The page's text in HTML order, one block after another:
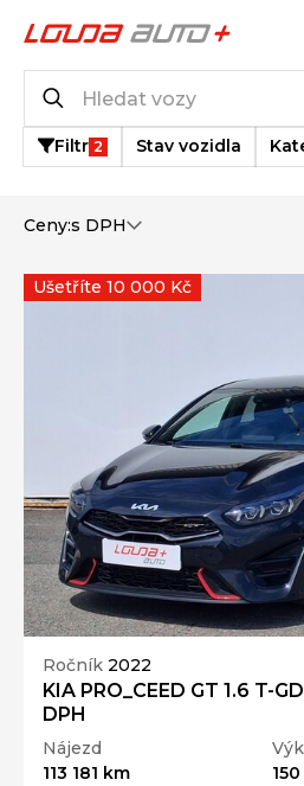
Filtr 2 Stav vozidla
Ceny:s DPH
Ročník 2022
KIA PRO_CEED GT 1.6 T-
DPH
Nájezd
113 181 km
Ušetříte 10 000 Kč